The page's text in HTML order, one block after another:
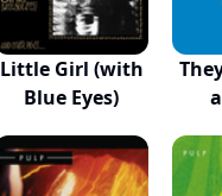
Little Girl (with
Blue Eyes)